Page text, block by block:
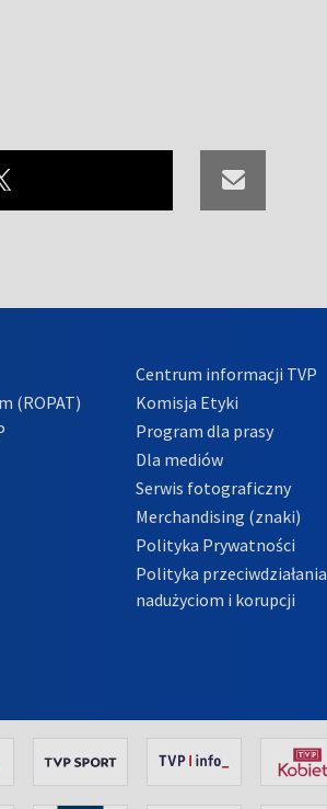
(ROPAT)
Centrum informacji TVP
Komisja Etyki
Program dla prasy
Dla mediów
Serwis fotograficzny
Merchandising (znaki)
Polityka Prywatności
Polityka przeciwdziałania
nadużyciom i korupcji